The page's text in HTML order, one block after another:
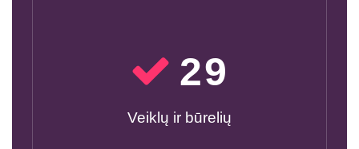
30
Veiklų ir būrelių